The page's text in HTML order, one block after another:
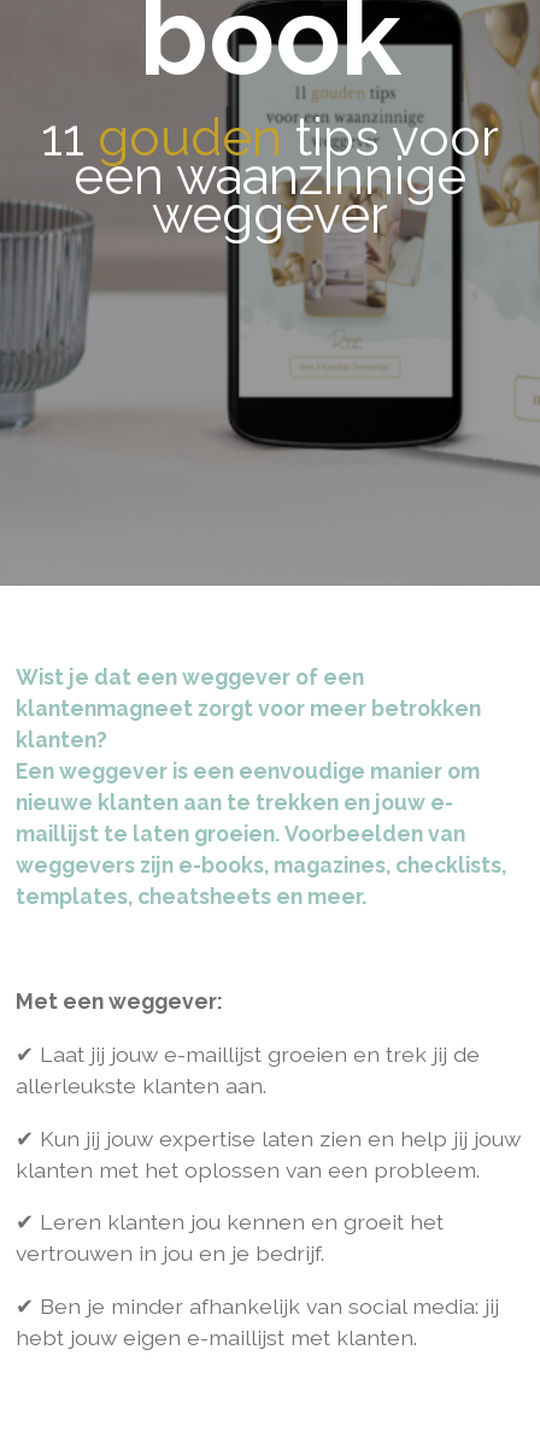
book
11 goudentips voor
een waanzinnige
weggever
Wist je dat een weggever of een
klantenmagneet zorgt voor meer betrokken
klanten?
Een weggever is een eenvoudige manier om
nieuwe klanten aan te trekken en jouw e-
maillijst te laten groeien.Voorbeelden van
weggevers zijn e-books, magazines, checklists,
templates, cheatsheets en meer.
Met een weggever:
✔ Laat jij jouw e-maillijst groeien en trek jij de
allerleukste klanten aan.
✔ Kun jij jouw expertise laten zien en help jij jouw
klanten met het oplossen van een probleem.
✔ Leren klanten jou kennen en groeit het
vertrouwen in jou en je bedrijf.
✔ Ben je minder afhankelijk van social media: jij
hebt jouw eigen e-maillijst met klanten.